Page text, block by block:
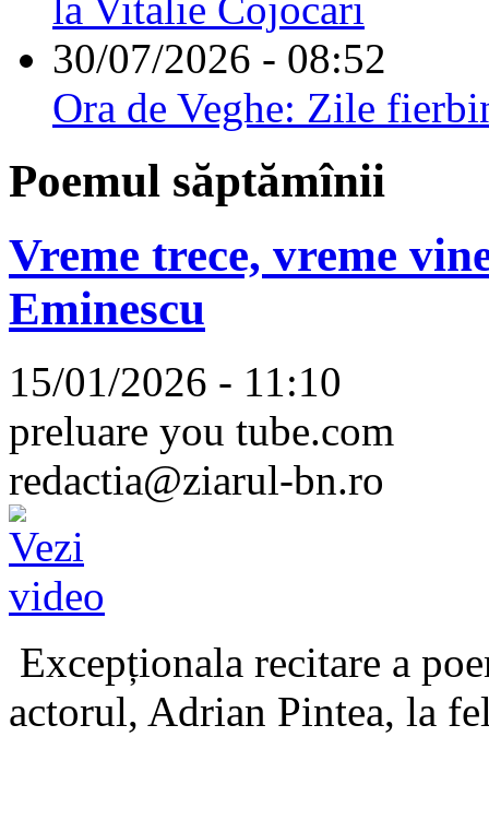
30/07/2026 - 08:52
Ora de Veghe: Zile
Poemul săptămînii
Vreme trece, vreme
Eminescu
15/01/2026 - 11:10
preluare you tube.com
redactia@ziarul-bn.ro
Excepționala recitare a
actorul, Adrian Pintea, la